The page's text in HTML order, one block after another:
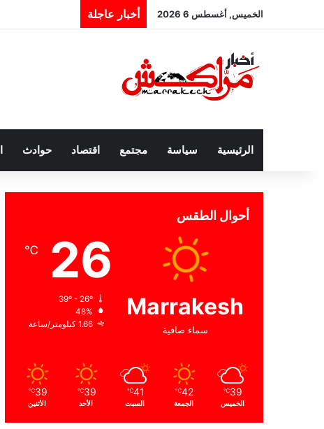
الخميس, أغسطس 6 2026 أخبار عاجلة
الرئيسية سياسة مجتمع اقتصاد حوادث
أحوال الطقس
Marrakesh
سماء صافية
26
℃
48%
1.66 كيلومتر/ساعة
39
℃
الخميس
42
℃
الجمعة
41
℃
السبت
39
℃
الأحد
39
℃
الأثنين